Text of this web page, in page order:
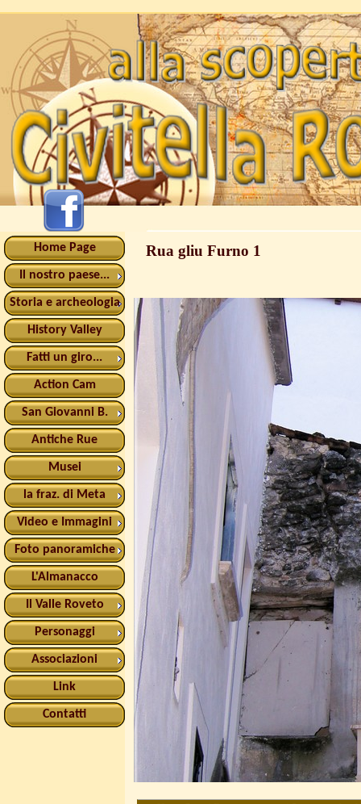
Home Page
Il nostro paese...
Storia e archeologia
History Valley
Fatti un giro...
Action Cam
San Giovanni B.
Antiche Rue
Musei
la fraz. di Meta
Video e Immagini
Foto panoramiche
L'Almanacco
Il Valle Roveto
Personaggi
Associazioni
Link
Contatti
Rua gliu Furno 1